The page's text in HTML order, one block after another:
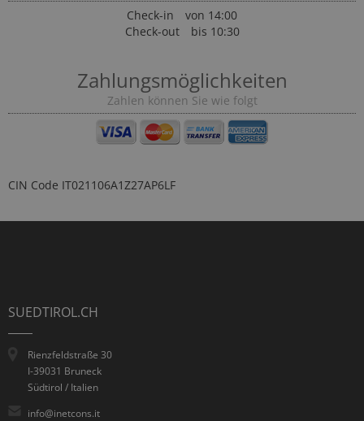
Check-in
von 14:00
Check-out
bis 10:30
Zahlungsmöglichkeiten
Zahlen können Sie wie folgt
CIN Code IT021106A1Z27AP6LF
SUEDTIROL.CH
Rienzfeldstraße 30
I-39031 Bruneck
Südtirol / Italien
info@inetcons.it